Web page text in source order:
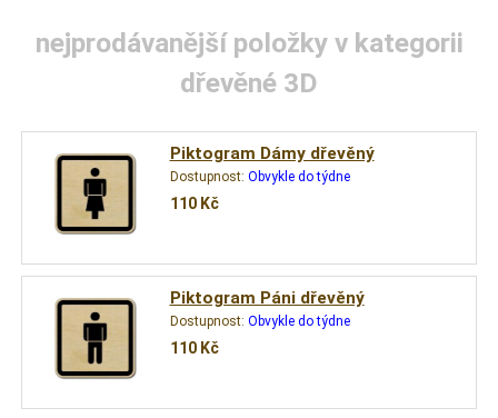
nejprodávanější položky v kategorii
dřevěné 3D
Piktogram Dámy dřevěný
Dostupnost: Obvykle do týdne
110 Kč
Piktogram Páni dřevěný
Dostupnost: Obvykle do týdne
110 Kč